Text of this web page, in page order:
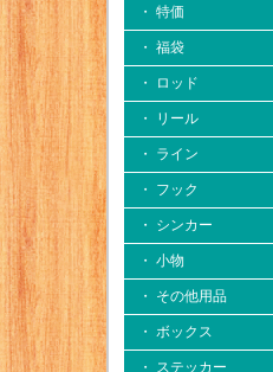
・ 特価
・ 福袋
・ ロッド
・ リール
・ ライン
・ フック
・ シンカー
・ 小物
・ その他用品
・ ボックス
・ ステッカー